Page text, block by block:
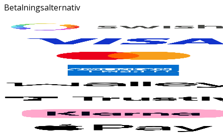
Betalningsalternativ